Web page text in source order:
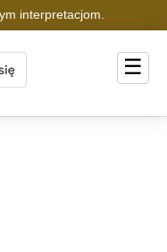
interpretacjom.
☰